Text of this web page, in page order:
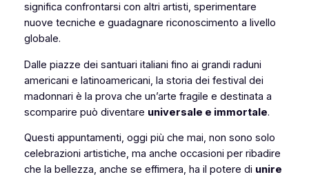
significa confrontarsi con altri artisti, sperimentare
nuove tecniche e guadagnare riconoscimento a livello
globale.
Dalle piazze dei santuari italiani fino ai grandi raduni
americani e latinoamericani, la storia dei festival dei
madonnari è la prova che un’arte fragile e destinata a
scomparire può diventare universale e immortale.
Questi appuntamenti, oggi più che mai, non sono solo
celebrazioni artistiche, ma anche occasioni per ribadire
che la bellezza, anche se effimera, ha il potere di unire